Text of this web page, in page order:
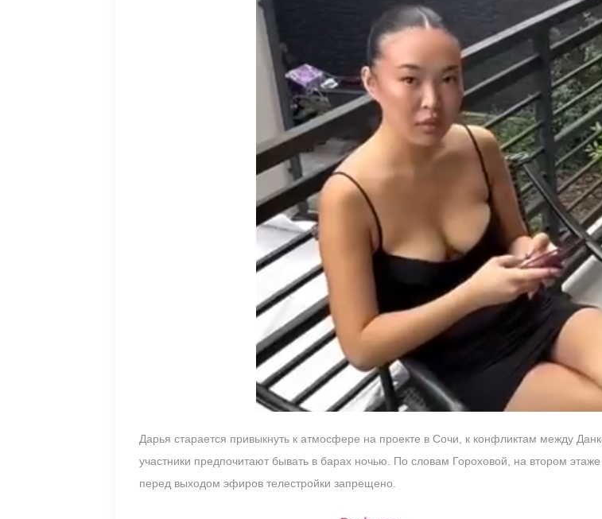
Дарья старается привыкнуть к атмосфере на проекте в Сочи, к конфликтам между
участники предпочитают бывать в барах ночью. По словам Гороховой, на втором
перед выходом эфиров телестройки запрещено.